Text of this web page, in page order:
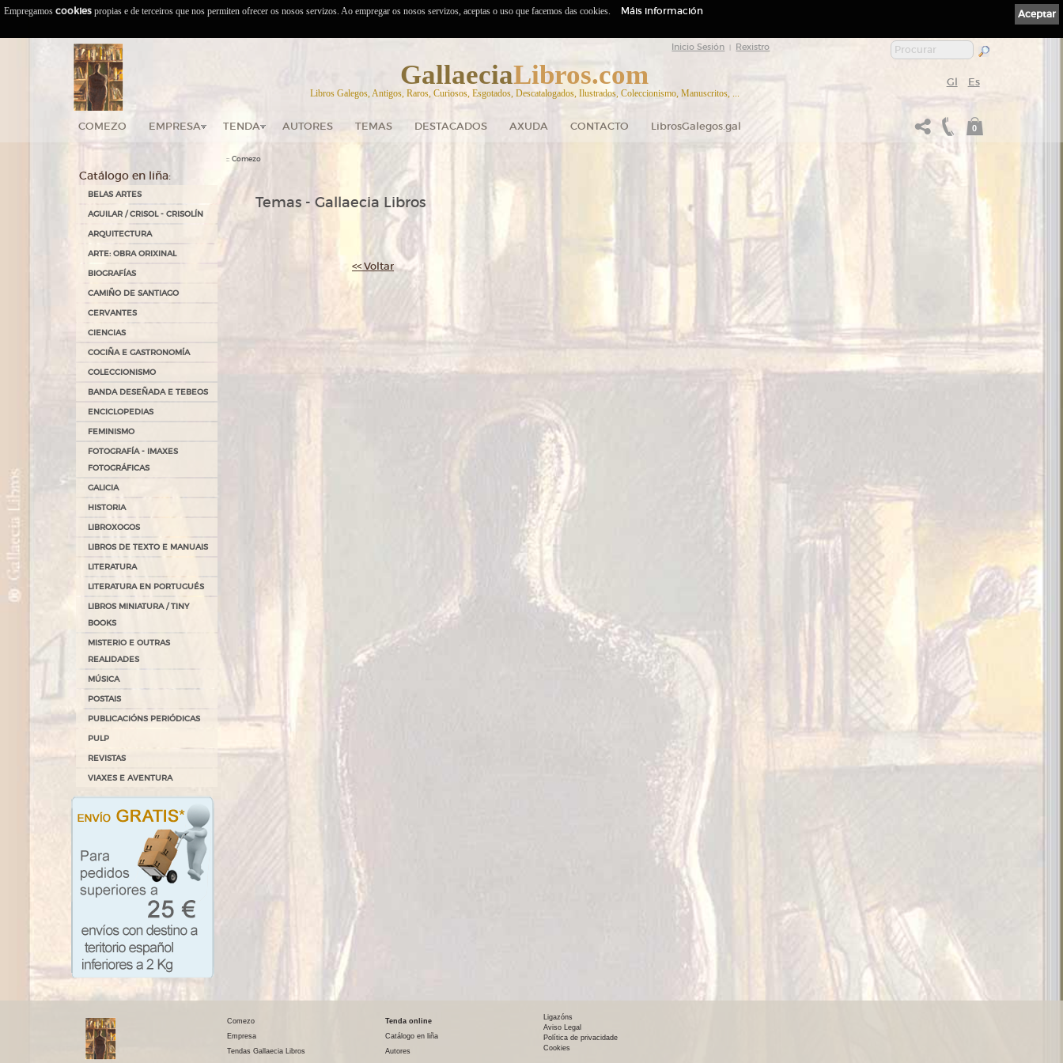
Inicio Sesión Rexistro
GallaeciaLibros.com
Libros Galegos, Antigos, Raros, Curiosos, Esgotados, Descatalogados, Ilustrados, Coleccionismo, Manuscritos, ...
Gl Es
COMEZO EMPRESA TENDA AUTORES TEMAS DESTACADOS AXUDA CONTACTO LibrosGalegos.gal 0
Catálogo en liña:
BELAS ARTES
AGUILAR / CRISOL - CRISOLÍN
ARQUITECTURA
ARTE: OBRA ORIXINAL
BIOGRAFÍAS
CAMIÑO DE SANTIAGO
CERVANTES
CIENCIAS
COCIÑA E GASTRONOMÍA
COLECCIONISMO
BANDA DESEÑADA E TEBEOS
ENCICLOPEDIAS
FEMINISMO
FOTOGRAFÍA - IMAXES
FOTOGRÁFICAS
GALICIA
HISTORIA
LIBROXOGOS
LIBROS DE TEXTO E MANUAIS
LITERATURA
LITERATURA EN PORTUGUÉS
LIBROS MINIATURA / TINY
BOOKS
MISTERIO E OUTRAS
REALIDADES
MÚSICA
POSTAIS
PUBLICACIÓNS PERIÓDICAS
PULP
REVISTAS
VIAXES E AVENTURA
:: Comezo
Temas - Gallaecia Libros
<< Voltar
Comezo
Empresa
Tendas Gallaecia Libros
Tenda online
Catálogo en liña
Autores
Ligazóns
Aviso Legal
Política de privacidade
Cookies
Aceptar
Empregamos cookies propias e de terceiros que nos permiten ofrecer os nosos servizos. Ao empregar os nosos servizos, aceptas o uso que facemos das cookies. Máis información